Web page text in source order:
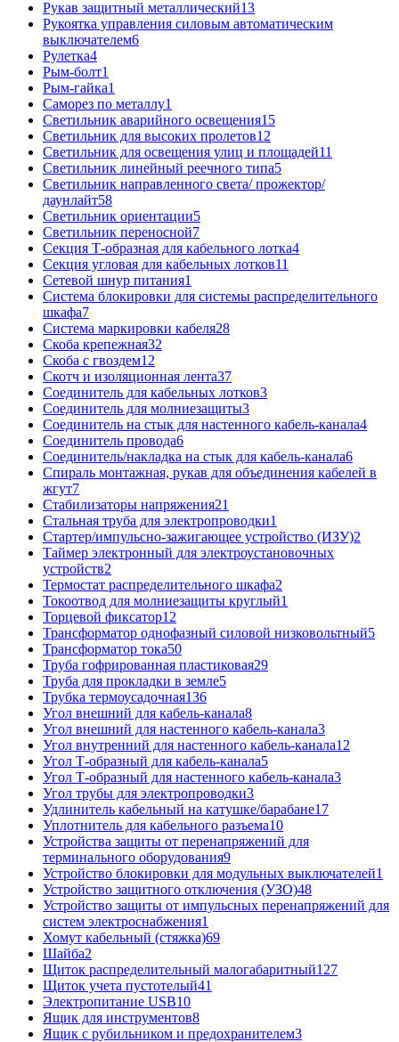
Рукав защитный металлический13
Рукоятка управления силовым автоматическим
выключателем6
Рулетка4
Рым-болт1
Рым-гайка1
Саморез по металлу1
Светильник аварийного освещения15
Светильник для высоких пролетов12
Светильник для освещения улиц и площадей11
Светильник линейный реечного типа5
Светильник направленного света/ прожектор/
даунлайт58
Светильник ориентации5
Светильник переносной7
Секция Т-образная для кабельного лотка4
Секция угловая для кабельных лотков11
Сетевой шнур питания1
Система блокировки для системы распределительного
шкафа7
Система маркировки кабеля28
Скоба крепежная32
Скоба с гвоздем12
Скотч и изоляционная лента37
Соединитель для кабельных лотков3
Соединитель для молниезащиты3
Соединитель на стык для настенного кабель-канала4
Соединитель провода6
Соединитель/накладка на стык для кабель-канала6
Спираль монтажная, рукав для объединения кабелей в
жгут7
Стабилизаторы напряжения21
Стальная труба для электропроводки1
Стартер/импульсно-зажигающее устройство (ИЗУ)2
Таймер электронный для электроустановочных
устройств2
Термостат распределительного шкафа2
Токоотвод для молниезащиты круглый1
Торцевой фиксатор12
Трансформатор однофазный силовой низковольтный5
Трансформатор тока50
Труба гофрированная пластиковая29
Труба для прокладки в земле5
Трубка термоусадочная136
Угол внешний для кабель-канала8
Угол внешний для настенного кабель-канала3
Угол внутренний для настенного кабель-канала12
Угол Т-образный для кабель-канала5
Угол Т-образный для настенного кабель-канала3
Угол трубы для электропроводки3
Удлинитель кабельный на катушке/барабане17
Уплотнитель для кабельного разъема10
Устройства защиты от перенапряжений для
терминального оборудования9
Устройство блокировки для модульных выключателей1
Устройство защитного отключения (УЗО)48
Устройство защиты от импульсных перенапряжений для
систем электроснабжения1
Хомут кабельный (стяжка)69
Шайба2
Щиток распределительный малогабаритный127
Щиток учета пустотелый41
Электропитание USB10
Ящик для инструментов8
Ящик с рубильником и предохранителем3